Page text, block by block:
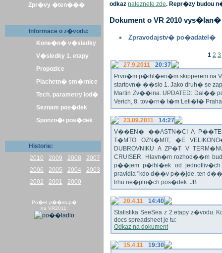
Zpr�vy �ten���
Informace o z�vodu:
Kone�n� v�sledky
V�sledky 1. etapy
Propozice
Plachetn� sm�rnice
Tech. parametry lod�
Seznam pos�dek
Sponzo�i pos�dek
Historie:
2010
2009 2008
2007
2006
2005 2004
2003
2002
2001 2000
Po�et p��stup�
na VR2011:
odkaz naleznete zde. Repr�zy budou
Dokument o VR 2010
Zpravodajstv� po�adatel�
1 2 3
27.9.2011
20:37
Prvn�m p�ihl�en�m skipperem na
startovn� ��slo 1. Jako druh� se
Martin Zv��ina. UPDATED: Dal��
Verich, 8. tov�rn� t�m Leti�t� Praha
23.09.2011
14:27
V��EN� ��ASTN�CI A
T�MTO OZN�MIT, �E
DUBROVNIKU A ZP�T V
CRUISER. Hlavn�m rozhod��m
p��jem p�ihl�ek od
pravidla "kdo d��v p��jde, ten
trhu ne�pln�ch pos�dek. JB
20.4.11
14:40
Statistika SeeSea z 2.etapy z�vodu.
docs spreadsheet je tu:
Odkaz na dokument
15.4.11
19:30